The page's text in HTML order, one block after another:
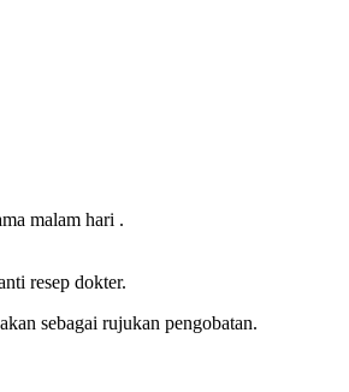
malam hari .
resep dokter.
sebagai rujukan pengobatan.